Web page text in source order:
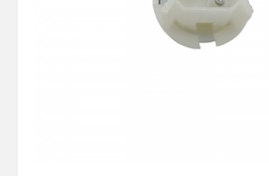
Запчасти кузова и зеркала
Малый коммерческий транспорт